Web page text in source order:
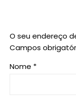
O seu endereço
Campos
Nome *